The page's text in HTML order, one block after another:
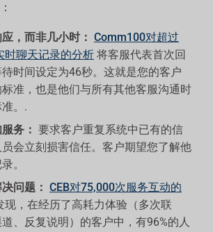
，而非几小时： Comm100对超过
时聊天记录的分析 将客服代表首次回
时间设定为46秒。这就是您的客户
准，也是他们与所有其他客服沟通时
。.
务： 要求客户重复系统中已有的信
会立刻损害信任。客户期望您了解他
。
问题： CEB对75,000次服务互动的
现，在经历了高耗力体验（多次联
、反复说明）的客户中，有96%的人